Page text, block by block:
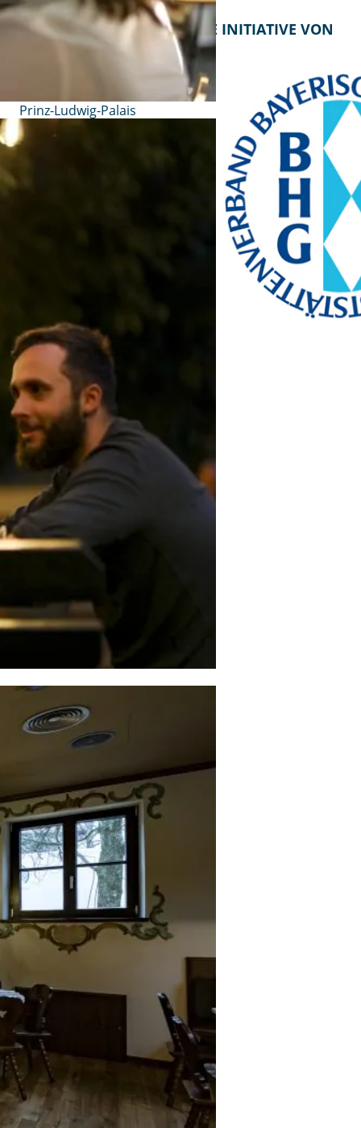
KONTAKT EINE INITIATIVE VON
Prinz-Ludwig-Palais
Türkenstraße 7
80333 München